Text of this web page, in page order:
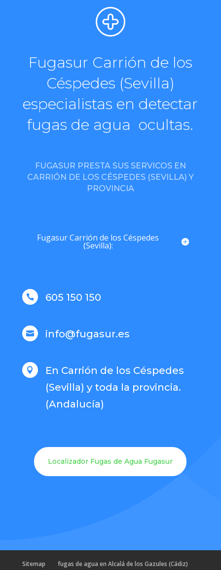
Fugasur Carrión de los
Céspedes (Sevilla)
especialistas en detectar
fugas de agua ocultas.
FUGASUR PRESTA SUS SERVICOS EN
CARRIÓN DE LOS CÉSPEDES (SEVILLA) Y
PROVINCIA
Fugasur Carrión de los Céspedes
(Sevilla):
 605 150 150
 info@fugasur.es

En Carrión de los Céspedes
(Sevilla) y toda la provincia.
(Andalucía)
Localizador Fugas de Agua Fugasur
Sitemap
fugas de agua en Alcalá de los Gazules (Cádiz)